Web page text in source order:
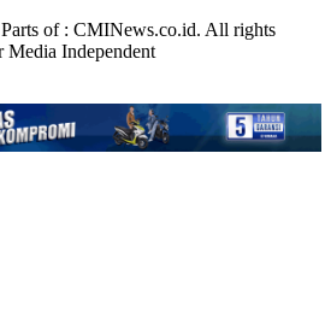
of : CMINews.co.id. All rights
Media Independent